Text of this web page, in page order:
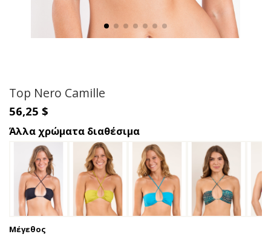
Top Nero Camille
56,25 $
Άλλα χρώματα διαθέσιμα
Μέγεθος